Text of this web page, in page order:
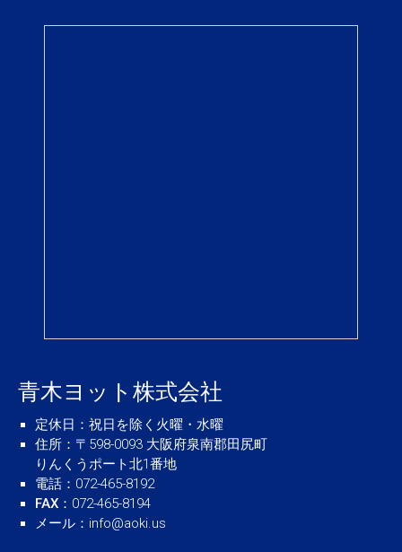
青木ヨット株式会社
定休日 ：祝日を除く火曜・水曜
住所 ：〒598-0093 大阪府泉南郡田尻町
りんくうポート北1番地
電話 ：072-465-8192
FAX ：072-465-8194
メール ： info@aoki.us